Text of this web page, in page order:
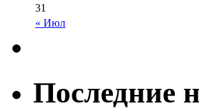
« Июл
31
Последние